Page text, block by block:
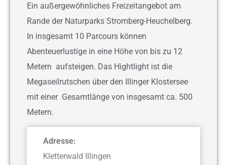
Ein außergewöhnliches Freizeitangebot am
Rande der Naturparks Stromberg-Heuchelberg.
In insgesamt 10 Parcours können
Abenteuerlustige in eine Höhe von bis zu 12
Metern aufsteigen. Das Hightlight ist die
Megaseilrutschen über den Illinger Klostersee
mit einer Gesamtlänge von insgesamt ca. 500
Metern.
Adresse:
Kletterwald Illingen